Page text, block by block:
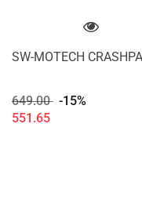
SW-MOTECH
649.00 -15%
551.65